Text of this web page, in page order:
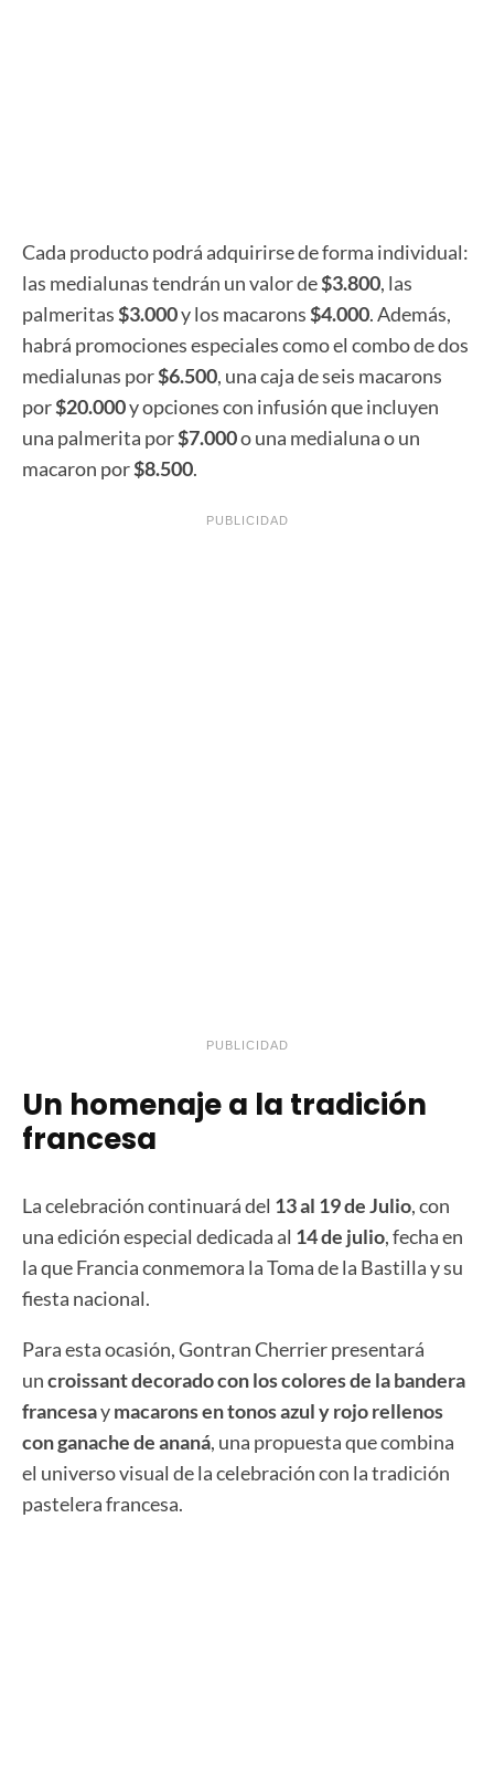
Cada producto podrá adquirirse de forma individual:
las medialunas tendrán un valor de$3.800, las
palmeritas$3.000y los macarons$4.000. Además,
habrá promociones especiales como el combo de dos
medialunas por$6.500, una caja de seis macarons
por$20.000y opciones con infusión que incluyen
una palmerita por$7.000o una medialuna o un
macaron por$8.500.
PUBLICIDAD
PUBLICIDAD
Un homenaje a la tradición
francesa
La celebración continuará del 13 al 19 de Julio, con
una edición especial dedicada al 14 de julio, fecha en
la que Francia conmemora la Toma de la Bastilla y su
fiesta nacional.
Para esta ocasión, Gontran Cherrier presentará
uncroissant decorado con los colores de la bandera
francesaymacarons en tonos azul y rojo rellenos
con ganache de ananá, una propuesta que combina
el universo visual de la celebración con la tradición
pastelera francesa.